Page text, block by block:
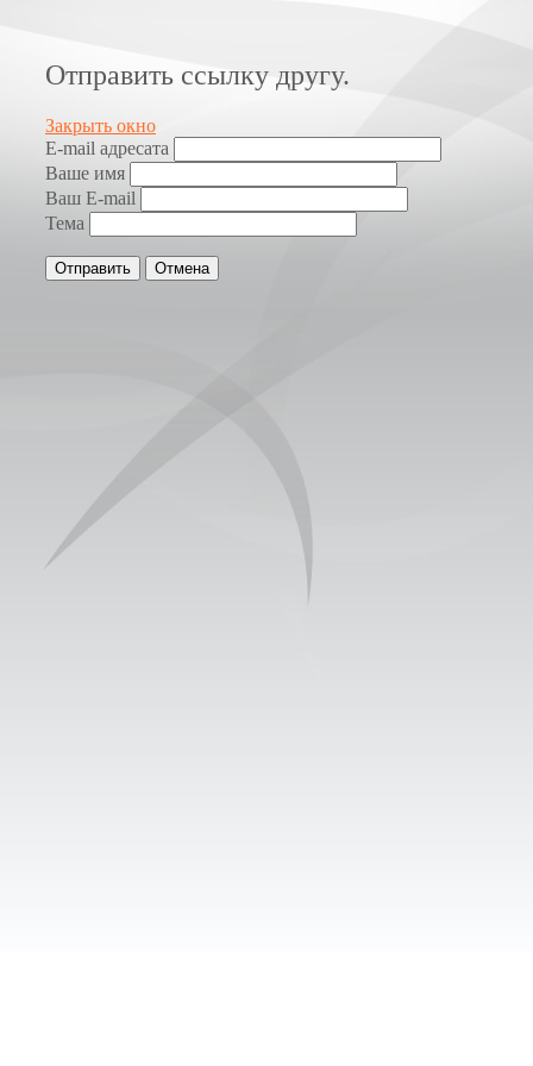
Отправить ссылку другу.
Закрыть окно
E-mail адресата
Ваше имя
Ваш E-mail
Тема
Отправить Отмена